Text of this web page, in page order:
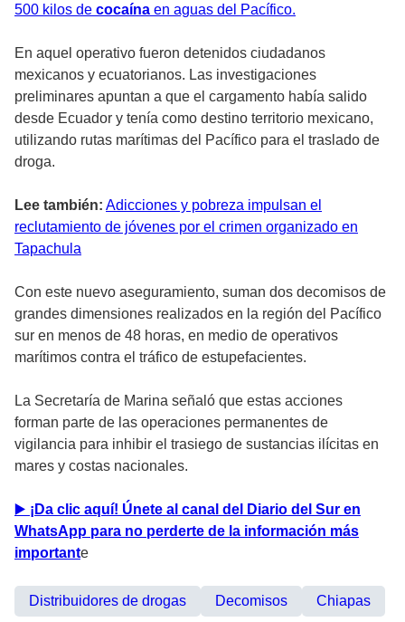
500 kilos de cocaína en aguas del Pacífico.
En aquel operativo fueron detenidos ciudadanos
mexicanos y ecuatorianos. Las investigaciones
preliminares apuntan a que el cargamento había salido
desde Ecuador y tenía como destino territorio mexicano,
utilizando rutas marítimas del Pacífico para el traslado de
droga.
Lee también: Adicciones y pobreza impulsan el
reclutamiento de jóvenes por el crimen organizado en
Tapachula
Con este nuevo aseguramiento, suman dos decomisos de
grandes dimensiones realizados en la región del Pacífico
sur en menos de 48 horas, en medio de operativos
marítimos contra el tráfico de estupefacientes.
La Secretaría de Marina señaló que estas acciones
forman parte de las operaciones permanentes de
vigilancia para inhibir el trasiego de sustancias ilícitas en
mares y costas nacionales.
▶ ️ ¡Da clic aquí! Únete al canal del Diario del Sur en
WhatsApp para no perderte de la información más
importante
Distribuidores de drogas Decomisos Chiapas